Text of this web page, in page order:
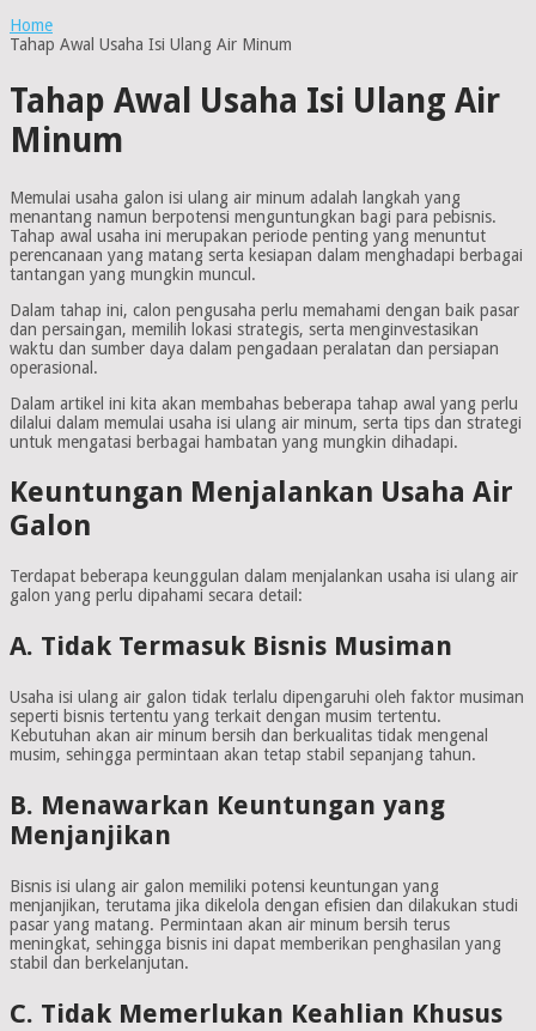
Home
Tahap Awal Usaha Isi Ulang Air Minum
Tahap Awal Usaha Isi Ulang Air
Minum
Memulai usaha galon isi ulang air minum adalah langkah yang
menantang namun berpotensi menguntungkan bagi para pebisnis.
Tahap awal usaha ini merupakan periode penting yang menuntut
perencanaan yang matang serta kesiapan dalam menghadapi berbagai
tantangan yang mungkin muncul.
Dalam tahap ini, calon pengusaha perlu memahami dengan baik pasar
dan persaingan, memilih lokasi strategis, serta menginvestasikan
waktu dan sumber daya dalam pengadaan peralatan dan persiapan
operasional.
Dalam artikel ini kita akan membahas beberapa tahap awal yang perlu
dilalui dalam memulai usaha isi ulang air minum, serta tips dan strategi
untuk mengatasi berbagai hambatan yang mungkin dihadapi.
Keuntungan Menjalankan Usaha Air
Galon
Terdapat beberapa keunggulan dalam menjalankan usaha isi ulang air
galon yang perlu dipahami secara detail:
A. Tidak Termasuk Bisnis Musiman
Usaha isi ulang air galon tidak terlalu dipengaruhi oleh faktor musiman
seperti bisnis tertentu yang terkait dengan musim tertentu.
Kebutuhan akan air minum bersih dan berkualitas tidak mengenal
musim, sehingga permintaan akan tetap stabil sepanjang tahun.
B. Menawarkan Keuntungan yang
Menjanjikan
Bisnis isi ulang air galon memiliki potensi keuntungan yang
menjanjikan, terutama jika dikelola dengan efisien dan dilakukan studi
pasar yang matang. Permintaan akan air minum bersih terus
meningkat, sehingga bisnis ini dapat memberikan penghasilan yang
stabil dan berkelanjutan.
C. Tidak Memerlukan Keahlian Khusus